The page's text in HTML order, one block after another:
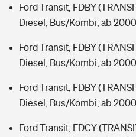
Ford Transit, FDBY
Diesel, Bus/Kombi, ab 2000
Ford Transit, FDBY
Diesel, Bus/Kombi, ab 2000
Ford Transit, FDBY
Diesel, Bus/Kombi, ab 2000
Ford Transit, FDCY